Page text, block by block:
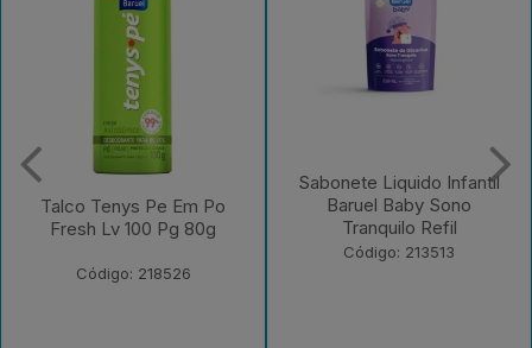
Sabonete Liquido Infantil
Baruel Baby Sono
Tranquilo Refil
Sabonete Liquido Infantil
Baruel Baby Sem Corante
Refil
Código: 213512